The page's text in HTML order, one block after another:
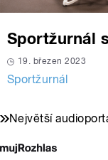
Sportžurnál
19. březen 2023
Sportžurnál
Největší